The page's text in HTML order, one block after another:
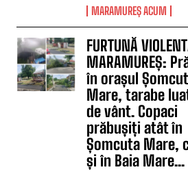
MARAMUREȘ ACUM
FURTUNĂ
MARAMUREȘ:
în orașul
Mare, tarabe
de vânt. Copaci
prăbușiți atât în
Șomcuta Mare,
și în Baia Mare...